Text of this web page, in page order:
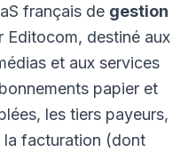
français de gestion
destiné aux
et aux services
papier et
les tiers payeurs,
la facturation (dont